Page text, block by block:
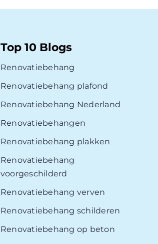
Top 10 Blogs
Renovatiebehang
Renovatiebehang plafond
Renovatiebehang Nederland
Renovatiebehangen
Renovatiebehang plakken
Renovatiebehang
voorgeschilderd
Renovatiebehang verven
Renovatiebehang schilderen
Renovatiebehang op beton